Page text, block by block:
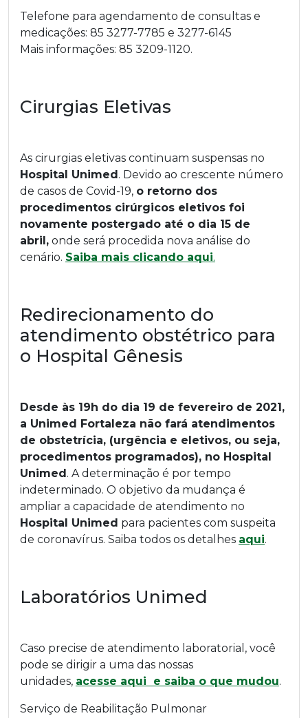
Telefone para agendamento de consultas e
medicações: 85 3277-7785 e 3277-6145
Mais informações: 85 3209-1120.
Cirurgias Eletivas
As cirurgias eletivas continuam suspensas no
Hospital Unimed. Devido ao crescente número
de casos de Covid-19, o retorno dos
procedimentos cirúrgicos eletivos foi
novamente postergado até o dia 15 de
abril, onde será procedida nova análise do
cenário. Saiba mais clicando aqui.
Redirecionamento do
atendimento obstétrico para
o Hospital Gênesis
Desde às 19h do dia 19 de fevereiro de 2021,
a Unimed Fortaleza não fará atendimentos
de obstetrícia, (urgência e eletivos, ou seja,
procedimentos programados), no Hospital
Unimed. A determinação é por tempo
indeterminado. O objetivo da mudança é
ampliar a capacidade de atendimento no
Hospital Unimed para pacientes com suspeita
de coronavírus. Saiba todos os detalhes aqui.
Laboratórios Unimed
Caso precise de atendimento laboratorial, você
pode se dirigir a uma das nossas
unidades, acesse aqui e saiba o que mudou.
Serviço de Reabilitação Pulmonar